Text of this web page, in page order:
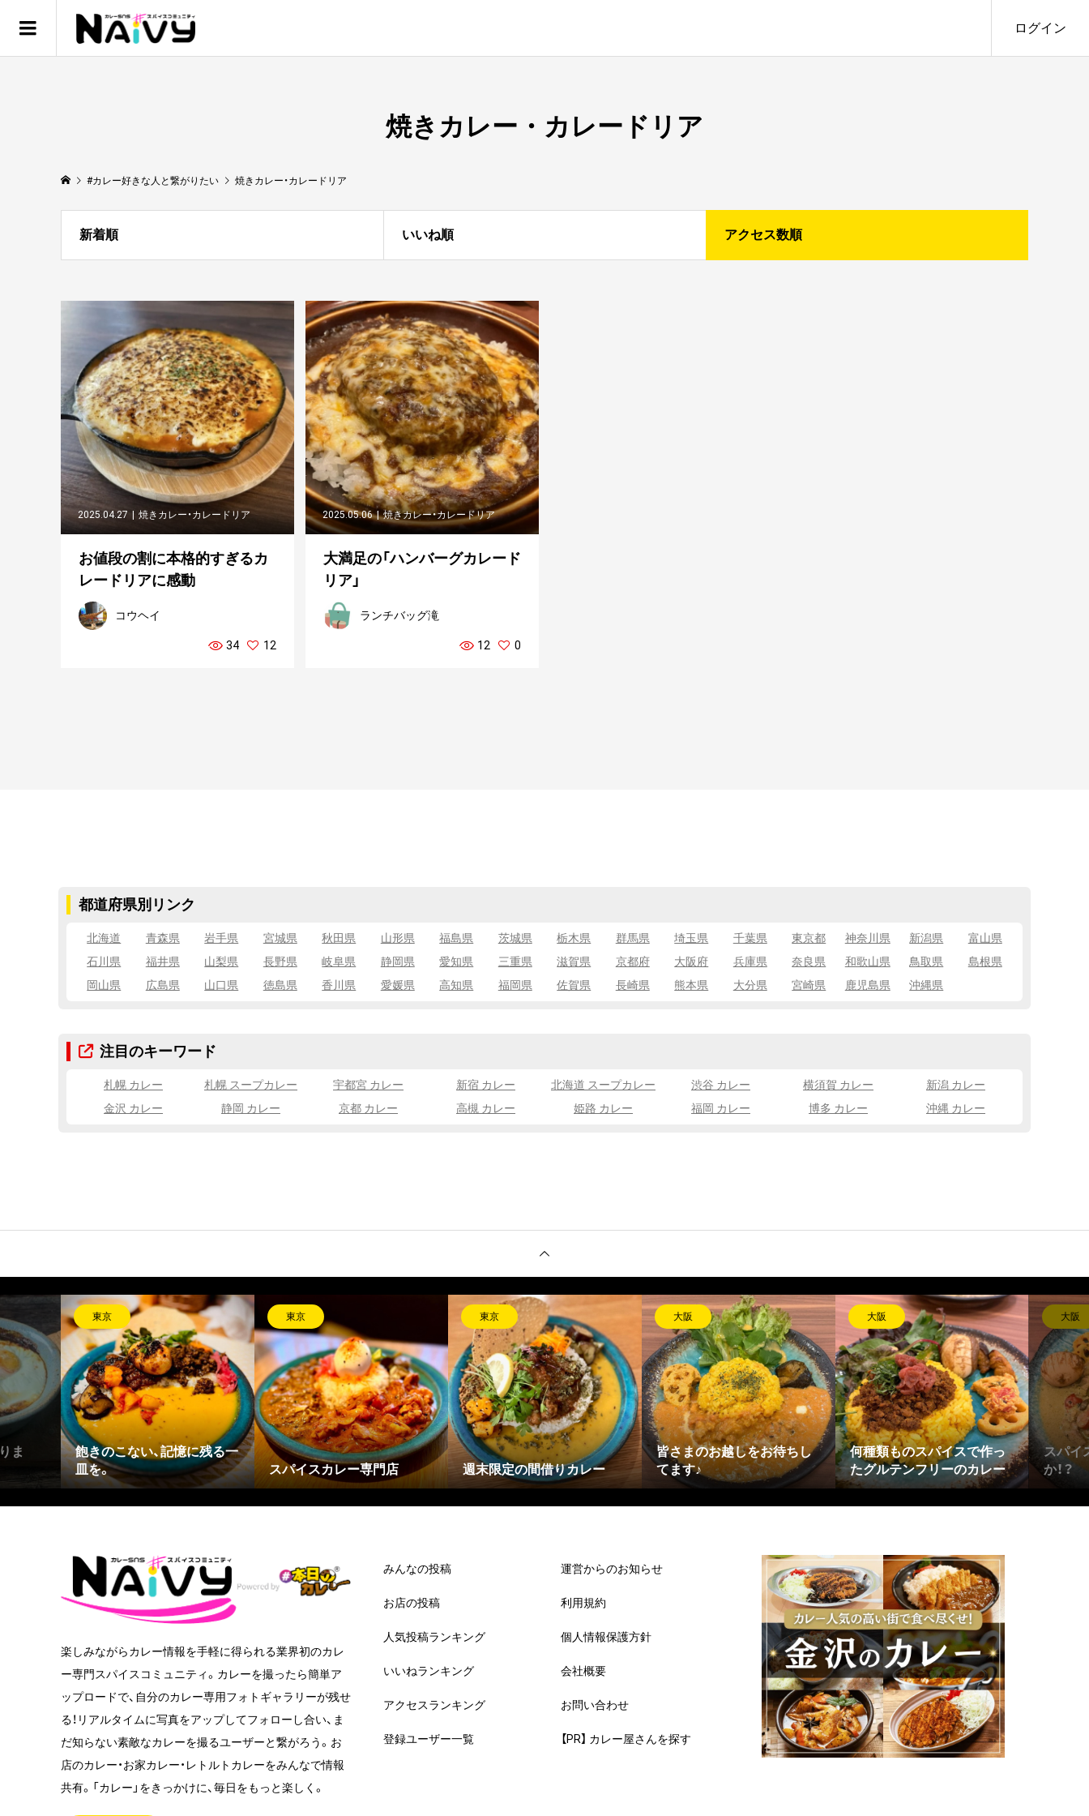
ログイン
焼きカレー・カレードリア
#カレー好きな人と繋がりたい 焼きカレー・カレードリア
新着順 いいね順 アクセス数順
2025.04.27 焼きカレー・カレードリア
お値段の割に本格的すぎるカ
レードリアに感動
コウヘイ
34 12
2025.05.06 焼きカレー・カレードリア
大満足の「ハンバーグカレード
リア」
ランチバッグ滝
12 0
都道府県別リンク
北海道 青森県 岩手県 宮城県 秋田県 山形県 福島県 茨城県 栃木県 群馬県 埼玉県 千葉県 東京都 神奈川県 新潟県
富山県
石川県
福井県 山梨県 長野県 岐阜県 静岡県 愛知県 三重県 滋賀県 京都府 大阪府 兵庫県 奈良県 和歌山県 鳥取県
島根県
岡山県
広島県 山口県 徳島県 香川県 愛媛県 高知県 福岡県 佐賀県 長崎県 熊本県 大分県 宮崎県 鹿児島県 沖縄県
注目のキーワード
札幌 カレー 札幌 スープカレー 宇都宮 カレー 新宿 カレー 北海道 スープカレー 渋谷 カレー 横須賀 カレー
新潟 カレー
金沢 カレー
静岡 カレー 京都 カレー 高槻 カレー 姫路 カレー 福岡 カレー 博多 カレー 沖縄 カレー
ま
東京
飽きのこない、記憶に残る一
皿を。
東京
スパイスカレー専門店
東京
週末限定の間借りカレー
大阪
皆さまのお越しをお待ちし
てます♪
大阪
何種類ものスパイスで作っ
たグルテンフリーのカレー
大阪
スパイ
か！？
楽しみながらカレー情報を手軽に得られる業界初のカレ
ー専門スパイスコミュニティ。カレーを撮ったら簡単ア
ップロードで、自分のカレー専用フォトギャラリーが残せ
る！リアルタイムに写真をアップしてフォローし合い、ま
だ知らない素敵なカレーを撮るユーザーと繋がろう。お
店のカレー・お家カレー・レトルトカレーをみんなで情報
共有。「カレー」をきっかけに、毎日をもっと楽しく。
みんなの投稿
お店の投稿
人気投稿ランキング
いいねランキング
アクセスランキング
登録ユーザー一覧
運営からのお知らせ
利用規約
個人情報保護方針
会社概要
お問い合わせ
【PR】 カレー屋さんを探す